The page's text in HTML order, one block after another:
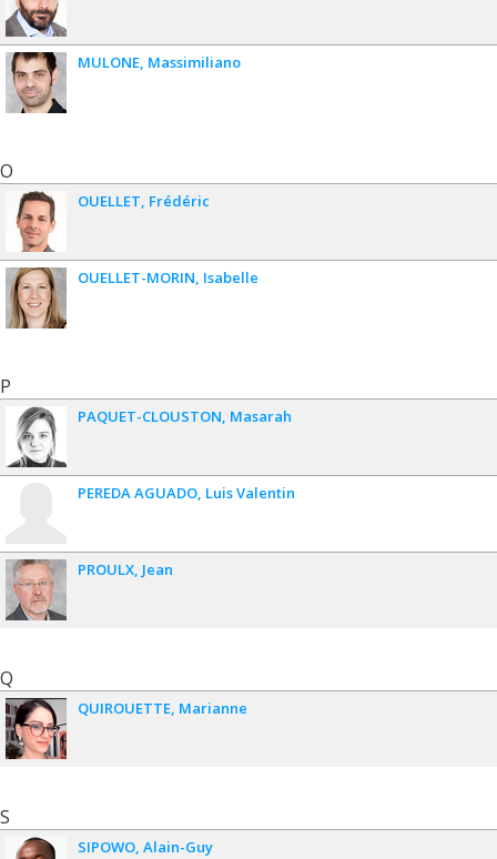
MULONE Massimiliano
O
OUELLET Frédéric
OUELLET-MORIN Isabelle
P
PAQUET-CLOUSTON Masarah
PEREDA AGUADO Luis Valentin
PROULX Jean
Q
QUIROUETTE Marianne
S
SIPOWO Alain-Guy